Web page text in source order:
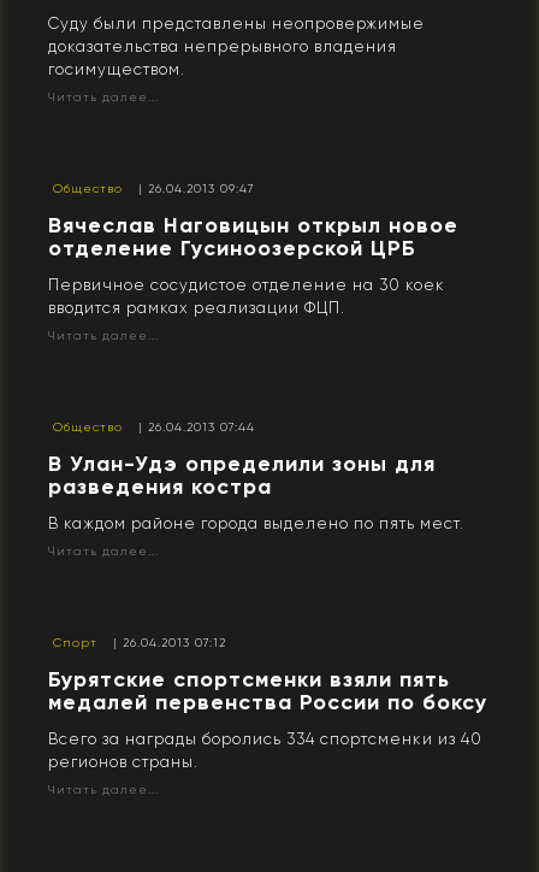
Суду были представлены неопровержимые
доказательства непрерывного владения
госимуществом.
Читать далее...
Общество | 26.04.2013 09:47
Вячеслав Наговицын открыл новое
отделение Гусиноозерской ЦРБ
Первичное сосудистое отделение на 30 коек
вводится рамках реализации ФЦП.
Читать далее...
Общество | 26.04.2013 07:44
В Улан-Удэ определили зоны для
разведения костра
В каждом районе города выделено по пять мест.
Читать далее...
Спорт | 26.04.2013 07:12
Бурятские спортсменки взяли пять
медалей первенства России по боксу
Всего за награды боролись 334 спортсменки из 40
регионов страны.
Читать далее...